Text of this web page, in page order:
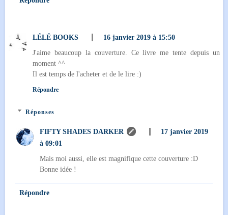
LÉLÉ BOOKS
16 janvier 2019 à 15:50
J'aime beaucoup la couverture. Ce livre me tente depuis un
moment ^^
Il est temps de l'acheter et de le lire :)
Répondre
Réponses
FIFTY SHADES DARKER
17 janvier 2019
à 09:01
Mais moi aussi, elle est magnifique cette couverture :D
Bonne idée !
Répondre